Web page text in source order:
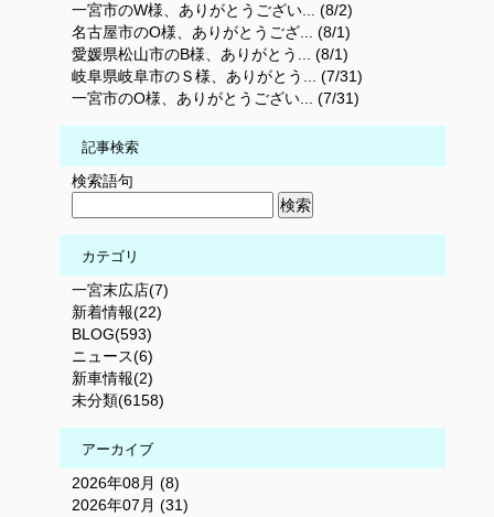
一宮市のW様、ありがとうござい... (8/2)
名古屋市のO様、ありがとうござ... (8/1)
愛媛県松山市のB様、ありがとう... (8/1)
岐阜県岐阜市のＳ様、ありがとう... (7/31)
一宮市のO様、ありがとうござい... (7/31)
記事検索
検索語句
カテゴリ
一宮末広店(7)
新着情報(22)
BLOG(593)
ニュース(6)
新車情報(2)
未分類(6158)
アーカイブ
2026年08月 (8)
2026年07月 (31)